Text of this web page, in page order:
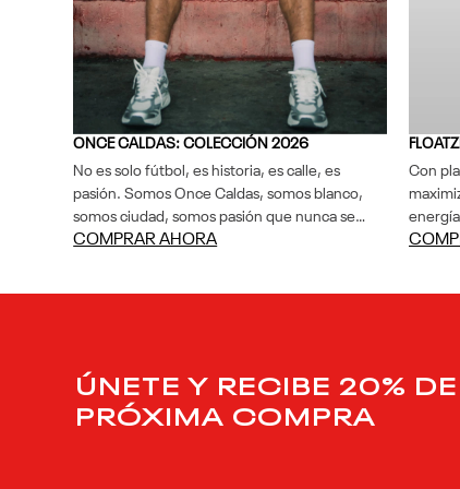
ONCE CALDAS: COLECCIÓN 2026
No es solo fútbol, es historia, es calle, es
pasión. Somos Once Caldas, somos blanco,
somos ciudad, somos pasión que nunca se
apaga.
COMPRAR AHORA
Con
ÚNETE Y RECIBE 20%
PRÓXIMA COMPRA